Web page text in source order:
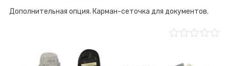
В реальном размере 800x1012/ 109.5Kb
Дополнительная опция. Карман-сеточка для документов.